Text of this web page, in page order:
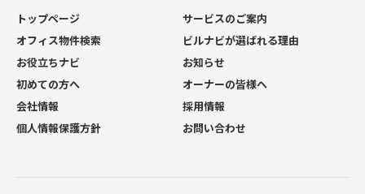
トップページ
サービスのご案内
オフィス物件検索
ビルナビが選ばれる理由
お役立ちナビ
お知らせ
初めての方へ
オーナーの皆様へ
会社情報
採用情報
個人情報保護方針
お問い合わせ